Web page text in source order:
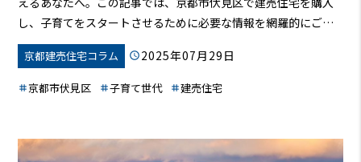
し、子育てをスタートさせるために必要な情報を網羅的にご紹
介します。幼稚園・保育園・小学校の情報から、価格相場、住
宅ローン、子育て支援制度まで、後悔しないための情報を徹底
解説。この記事を読めば、あなたもきっと、理想の住まいを見
京都建売住宅コラム 2025年07月29日
京都市伏見区 子育て世代 建売住宅